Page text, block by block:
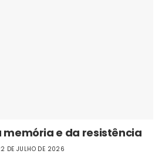
memória e da resistência
DE JULHO DE 2026